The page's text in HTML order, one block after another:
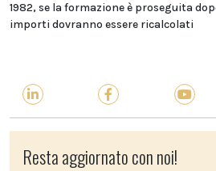
1982, se la formazione è proseguita
importi dovranno essere ricalcolati
Resta aggiornato con noi!